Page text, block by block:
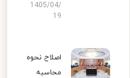
1405/04/
19
اصلاح نحوه
محاسبه